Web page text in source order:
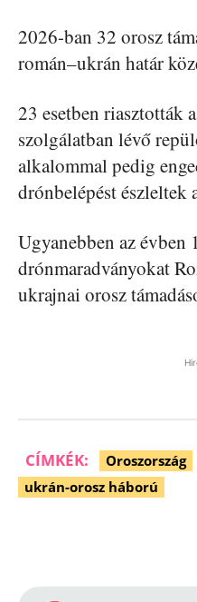
2026-ban 32 orosz
román–ukrán határ
23 esetben riasztották
szolgálatban lévő
alkalommal pedig
drónbelépést észleltek
Ugyanebben az
drónmaradványokat
ukrajnai orosz
CÍMKÉK: Oroszország
ukrán-orosz háború